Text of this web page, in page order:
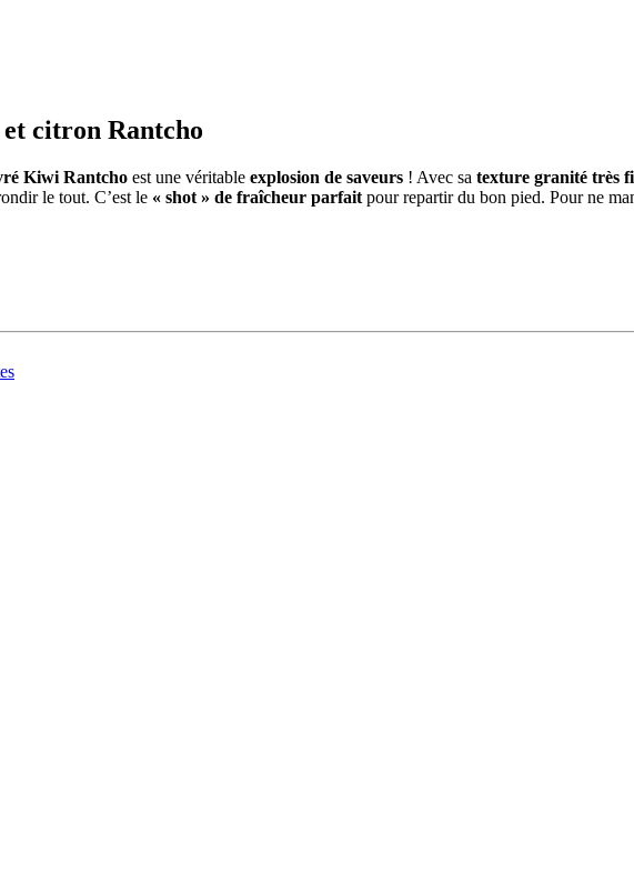
citron Rantcho
Kiwi Rantcho est une véritable explosion de saveurs ! Avec sa texture granité très
le tout. C’est le « shot » de fraîcheur parfait pour repartir du bon pied. Pour ne